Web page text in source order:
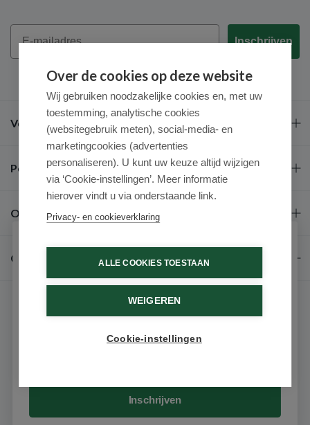
Email
Inschrijven
Veel gestelde vragen
Populaire merken
Over ons
Contact
Over de cookies op deze website
Wij gebruiken noodzakelijke cookies en, met uw
toestemming, analytische cookies
(websitegebruik meten), social-media- en
marketingcookies (advertenties
personaliseren). U kunt uw keuze altijd wijzigen
via ‘Cookie-instellingen’. Meer informatie
hierover vindt u via onderstaande link.
Privacy- en cookieverklaring
ALLE COOKIES TOESTAAN
WEIGEREN
Cookie-instellingen
Schrijf je in voor onze nieuwsbrief
Ontvang als eerste de beste aanbiedingen en persoonlijk
advies
Inschrijven